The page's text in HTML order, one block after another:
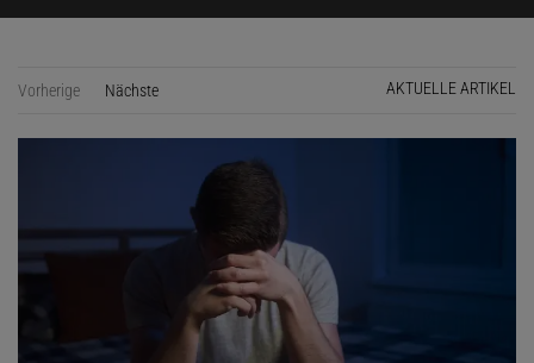
Vorherige Nächste AKTUELLE ARTIKEL